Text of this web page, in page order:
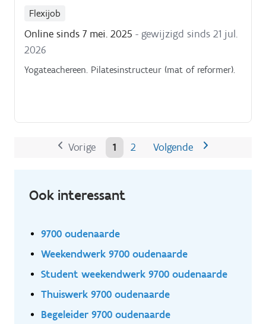
Flexijob
Online sinds 7 mei. 2025 - gewijzigd sinds 21 jul.
2026
Yogateachereen. Pilatesinstructeur (mat of reformer).
Vorige 1 2 Volgende
Ook interessant
9700 oudenaarde
Weekendwerk 9700 oudenaarde
Student weekendwerk 9700 oudenaarde
Thuiswerk 9700 oudenaarde
Begeleider 9700 oudenaarde